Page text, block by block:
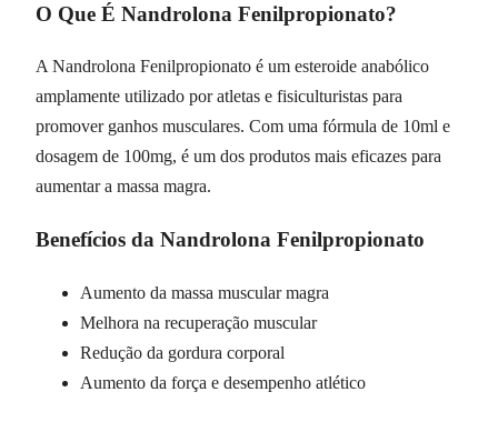
O Que É Nandrolona Fenilpropionato?
A Nandrolona Fenilpropionato é um esteroide anabólico
amplamente utilizado por atletas e fisiculturistas para
promover ganhos musculares. Com uma fórmula de 10ml e
dosagem de 100mg, é um dos produtos mais eficazes para
aumentar a massa magra.
Benefícios da Nandrolona Fenilpropionato
Aumento da massa muscular magra
Melhora na recuperação muscular
Redução da gordura corporal
Aumento da força e desempenho atlético